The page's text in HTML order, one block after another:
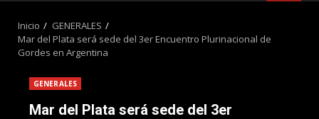
Inicio
GENERALES
Mar del Plata será sede del 3er Encuentro Plurinacional de
Gordes en Argentina
GENERALES
Mar del Plata será sede del 3er